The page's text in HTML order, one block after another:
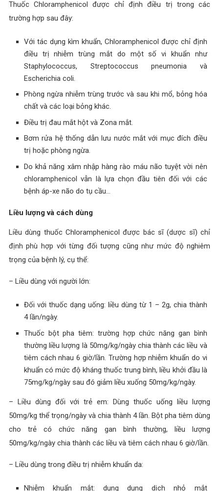
Thuốc Chloramphenicol được chỉ định điều trị trong các
trường hợp sau đây:
Với tác dụng kìm khuẩn, Chloramphenicol được chỉ định
điều trị nhiễm trùng mắt do một số vi khuẩn như
Staphylococcus, Streptococcus pneumonia và
Escherichia coli.
Phòng ngừa nhiễm trùng trước và sau khi mổ, bỏng hóa
chất và các loại bỏng khác.
Điều trị đau mắt hột và Zona mắt.
Bơm rửa hệ thống dẫn lưu nước mắt với mục đích điều
trị hoặc phòng ngừa.
Do khả năng xâm nhập hàng rào máu não tuyệt vời nên
chloramphenicol vẫn là lựa chọn đầu tiên đối với các
bệnh áp-xe não do tụ cầu…
Liều lượng và cách dùng
Liều dùng thuốc Chloramphenicol được bác sĩ (dược sĩ) chỉ
định phù hợp với từng đối tượng cũng như mức độ nghiêm
trọng của bệnh lý, cụ thể:
– Liều dùng với người lớn:
Đối với thuốc dạng uống: liều dùng từ 1 – 2g, chia thành
4 lần/ngày.
Thuốc bột pha tiêm: trường hợp chức năng gan bình
thường liều lượng là 50mg/kg/ngày chia thành các liều và
tiêm cách nhau 6 giờ/lần. Trường hợp nhiễm khuẩn do vi
khuẩn có mức độ kháng thuốc trung bình, liều khởi đầu là
75mg/kg/ngày sau đó giảm liều xuống 50mg/kg/ngày.
– Liều dùng đối với trẻ em: Dùng thuốc uống liều lượng
50mg/kg thể trọng/ngày và chia thành 4 lần. Bột pha tiêm dùng
cho trẻ có chức năng gan bình thường, liều lượng
50mg/kg/ngày chia thành các liều và tiêm cách nhau 6 giờ/lần.
– Liều dùng trong điều trị nhiễm khuẩn da:
Nhiễm khuẩn mắt: dung dung dịch nhỏ mắt